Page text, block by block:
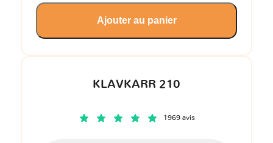
KLAVKARR 210
1969 avis
Ajouter au panier